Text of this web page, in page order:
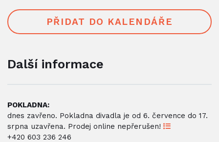
PŘIDAT DO KALENDÁŘE
Další informace
POKLADNA:
dnes zavřeno. Pokladna divadla je od 6. července do 17.
srpna uzavřena. Prodej online nepřerušen!
+420 603 236 246